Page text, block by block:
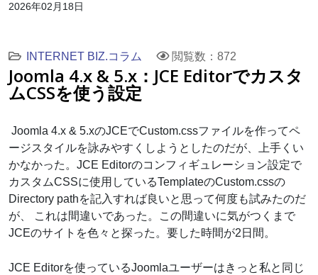
2026年02月18日
INTERNET BIZ.コラム 閲覧数：872
Joomla 4.x & 5.x：JCE Editorでカスタ
ムCSSを使う設定
Joomla 4.x & 5.xのJCEでCustom.cssファイルを作ってペ
ージスタイルを詠みやすくしようとしたのだが、上手くい
かなかった。JCE Editorのコンフィギュレーション設定で
カスタムCSSに使用しているTemplateのCustom.cssの
Directory pathを記入すれば良いと思って何度も試みたのだ
が、 これは間違いであった。この間違いに気がつくまで
JCEのサイトを色々と探った。要した時間が2日間。
JCE Editorを使っているJoomlaユーザーはきっと私と同じ